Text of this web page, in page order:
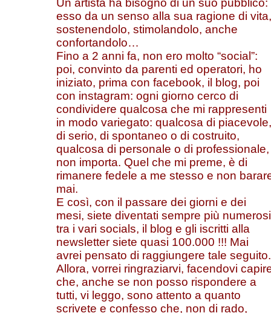
Un artista ha bisogno di un suo pubblico:
esso da un senso alla sua ragione di vita,
sostenendolo, stimolandolo, anche
confortandolo…
Fino a 2 anni fa, non ero molto “social”:
poi, convinto da parenti ed operatori, ho
iniziato, prima con facebook, il blog, poi
con instagram: ogni giorno cerco di
condividere qualcosa che mi rappresenti
in modo variegato: qualcosa di piacevole,
di serio, di spontaneo o di costruito,
qualcosa di personale o di professionale,
non importa. Quel che mi preme, è di
rimanere fedele a me stesso e non
mai.
E così, con il passare dei giorni e dei
mesi, siete diventati sempre più
tra i vari socials, il blog e gli iscritti alla
newsletter siete quasi 100.000 !!! Mai
avrei pensato di raggiungere tale seguito.
Allora, vorrei ringraziarvi, facendovi
che, anche se non posso rispondere a
tutti, vi leggo, sono attento a quanto
scrivete e confesso che, non di rado,